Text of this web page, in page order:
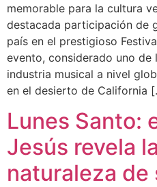
memorable para la cultura
destacada participación de
país en el prestigioso
evento, considerado uno de
industria musical a nivel
en el desierto de California
Lunes Santo:
Jesús revela
naturaleza de